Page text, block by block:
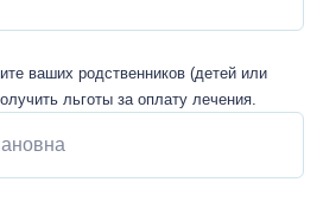
ваших родственников (детей или
льготы за оплату лечения.